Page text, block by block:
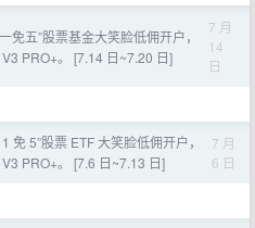
免五”股票基金大笑脸低佣开户，
PRO+。 [7.14 日~7.20 日]
7 月
14
日
1 免 5”股票 ETF 大笑脸低佣开户，
PRO+。 [7.6 日~7.13 日]
7 月
6 日